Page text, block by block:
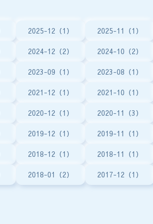
2025-12（1） 2025-11（1）
2024-12（2） 2024-10（2）
2023-09（1） 2023-08（1）
2021-12（1） 2021-10（1）
2020-12（1） 2020-11（3）
2019-12（1） 2019-11（1）
2018-12（1） 2018-11（1）
2018-01（2） 2017-12（1）